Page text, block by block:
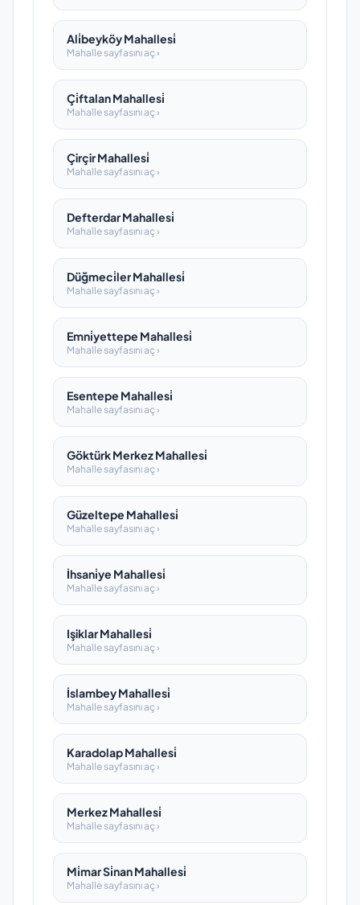
Ali̇beyköy Mahallesi̇
Mahalle sayfasını aç ›
Çi̇ftalan Mahallesi̇
Mahalle sayfasını aç ›
Çirçir Mahallesi̇
Mahalle sayfasını aç ›
Defterdar Mahallesi̇
Mahalle sayfasını aç ›
Düğmeci̇ler Mahallesi̇
Mahalle sayfasını aç ›
Emni̇yettepe Mahallesi̇
Mahalle sayfasını aç ›
Esentepe Mahallesi̇
Mahalle sayfasını aç ›
Göktürk Merkez Mahallesi̇
Mahalle sayfasını aç ›
Güzeltepe Mahallesi̇
Mahalle sayfasını aç ›
İhsani̇ye Mahallesi̇
Mahalle sayfasını aç ›
Işiklar Mahallesi̇
Mahalle sayfasını aç ›
İslambey Mahallesi̇
Mahalle sayfasını aç ›
Karadolap Mahallesi̇
Mahalle sayfasını aç ›
Merkez Mahallesi̇
Mahalle sayfasını aç ›
Mi̇mar Si̇nan Mahallesi̇
Mahalle sayfasını aç ›